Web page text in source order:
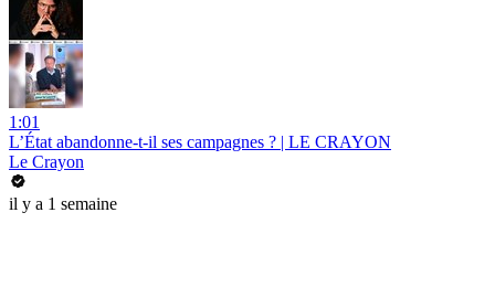
1:01
L’État abandonne-t-il ses campagnes ? | LE CRAYON
Le Crayon
il y a 1 semaine